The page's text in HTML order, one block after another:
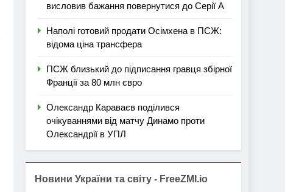
висловив бажання повернутися до Серії А
Наполі готовий продати Осімхена в ПСЖ:
відома ціна трансфера
ПСЖ близький до підписання гравця збірної
Франції за 80 млн євро
Олександр Караваєв поділився
очікуваннями від матчу Динамо проти
Олександрії в УПЛ
Новини України та світу - FreeZMI.io